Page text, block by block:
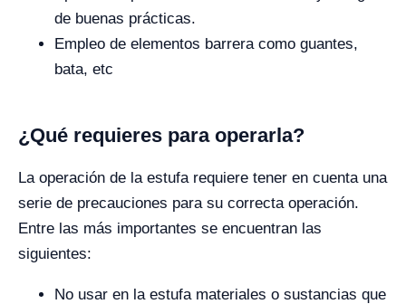
de buenas prácticas.
Empleo de elementos barrera como guantes,
bata, etc
¿Qué requieres para operarla?
La operación de la estufa requiere tener en cuenta una
serie de precauciones para su correcta operación.
Entre las más importantes se encuentran las
siguientes:
No usar en la estufa materiales o sustancias que